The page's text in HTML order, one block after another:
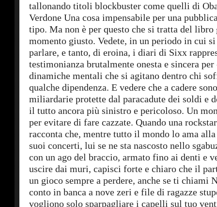
tallonando titoli blockbuster come quelli di
Verdone Una cosa impensabile per una
tipo. Ma non è per questo che si tratta del libro
momento giusto. Vedete, in un periodo in cui
parlare, e tanto, di eroina, i diari di Sixx
testimonianza brutalmente onesta e sincera
dinamiche mentali che si agitano dentro chi
qualche dipendenza. E vedere che a cadere
miliardarie protette dal paracadute dei soldi e
il tutto ancora più sinistro e pericoloso. Un
per evitare di fare cazzate. Quando una
racconta che, mentre tutto il mondo lo ama
suoi concerti, lui se ne sta nascosto nello
con un ago del braccio, armato fino ai denti e
uscire dai muri, capisci forte e chiaro che il
un gioco sempre a perdere, anche se ti chiami
conto in banca a nove zeri e file di ragazze
vogliono solo sparpagliare i capelli sul tuo